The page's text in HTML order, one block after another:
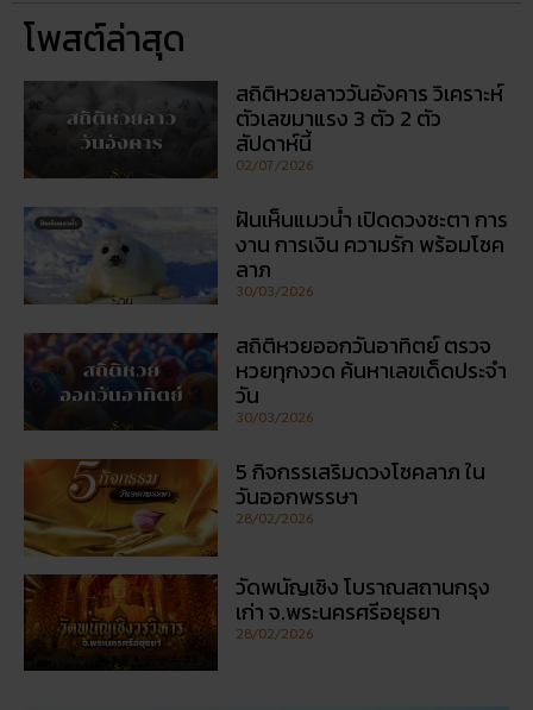
5 กิจกรรเสริมดวงโชคลาภ ใน
วันออกพรรษา
28/02/2026
วัดพนัญเชิง โบราณสถานกรุง
เก่า จ.พระนครศรีอยุธยา
28/02/2026